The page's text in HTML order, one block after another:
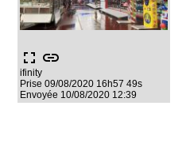
fullscreen link
ifinity
Prise 09/08/2020 16h57 49s
Envoyée 10/08/2020 12:39